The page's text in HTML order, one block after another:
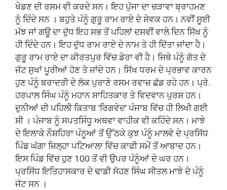
ਖੇਡਣ ਦੀ ਰਸਮ ਵੀ ਕਰਦੇ ਸਨ। ਇਹ ਪੁੱਜਾ ਦਾ ਚੜਾਵਾ ਬ੍ਰਾਹਮਣ
ਨੂੰ ਦਿੰਦੇ ਸਨ । ਬਹੁਤੇ ਪੰਨੂੰ ਗੁਰੂ ਰਾਮ ਰਾਏ ਦੇ ਸੇਵਕ ਹਨ। ਨਵੀਂ ਸੂਈ
ਮੱਝ ਜਾਂ ਗਊ ਦਾ ਦੁੱਧ ਇਹ ਸਭ ਤੋਂ ਪਹਿਲਾਂ ਦਸਵੀਂ ਵਾਲੇ ਦਿਨ ਸਿੱਖ ਨੂੰ
ਹੀ ਦਿੰਦੇ ਹਨ। ਇਹ ਦੁੱਧ ਰਾਮ ਰਾਏ ਦੇ ਨਾਮ ਤੇ ਹੀ ਦਿੱਤਾ ਜਾਂਦਾ ਹੈ।
ਗੁਰੂ ਰਾਮ ਰਾਏ ਦਾ ਕੀਰਤਪੁਰ ਵਿੱਚ ਡੇਰਾ ਵੀ ਹੈ। ਜਿਥੇ ਪੰਨੂੰ ਗੋਤ ਦੇ
ਜੱਟ ਸੁਖਾਂ ਪੂਰੀਆਂ ਹੋਣ ਤੇ ਜਾਂਦੇ ਹਨ। ਸਿੱਖ ਧਰਮ ਦੇ ਪ੍ਰਭਾਵ ਕਾਰਨ
ਹੁਣ ਪੰਨੂੰ ਬਰਾਦਰੀ ਦੇ ਲੋਕ ਪੁਰਾਣੇ ਰਸਮ ਰਵਾਜ਼ ਛੱਡ ਰਹੇ ਹਨ। ਪ੍ਰੋ.
ਹਰਪਾਲ ਸਿੰਘ ਪੰਨੂੰ ਮਹਾਨ ਸਾਹਿਤਕਾਰ ਤੇ ਵਿਦਵਾਨ ਪੁਰਸ਼ ਹਨ।
ਦੁਨੀਆਂ ਦੀ ਪਹਿਲੀ ਕਿਤਾਬ ‘ਰਿਗਵੇਦ’ ਪੰਜਾਬ ਵਿੱਚ ਹੀ ਲਿਖੀ ਗਈ
ਸੀ । ਪੰਜਾਬ ਨੂੰ ਸਪਤਸਿੰਧੂ ਅਥਵਾ ਵਾਹੀਕ ਵੀ ਕਹਿੰਦੇ ਸਨ। ਮਾਝੇ
ਦੇ ਇਲਾਕੇ ਨੌਸ਼ਹਿਰਾ ਪੰਨੂਆਂ ਤੋਂ ਉੱਠਕੇ ਕੁਝ ਪੰਨੂੰ ਮਾਲਵੇ ਦੇ ਪ੍ਰਸਿੱਧ
ਪਿੰਡ ਘੱਗਾ ਜ਼ਿਲ੍ਹਾ ਪਟਿਆਲਾ ਵਿੱਚ ਕਾਫੀ ਸਮੇਂ ਤੋਂ ਆਬਾਦ ਹਨ।
ਇਸ ਪਿੰਡ ਵਿੱਚ ਹੁਣ 100 ਤੋਂ ਵੀ ਉਪਰ ਪੰਨੂੰਆਂ ਦੇ ਘਰ ਹਨ।
ਪ੍ਰਸਿੱਧ ਇਤਿਹਾਸਕਾਰ ਦੇ ਢਾਡੀ ਸੋਹਣ ਸਿੰਘ ਸੀਤਲ ਮਾਝੇ ਦੇ ਪੰਨੂੰ
ਜੱਟ ਸਨ ।